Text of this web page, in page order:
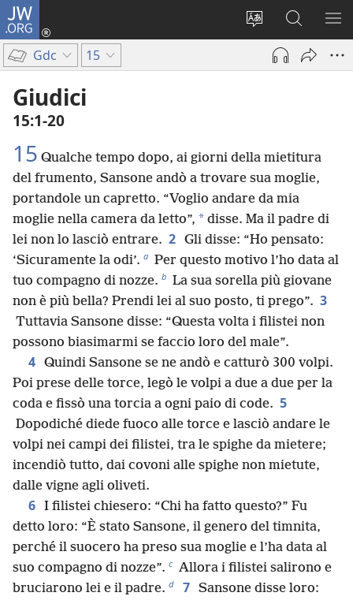
JW.ORG
Modificare
lingua
Accedi
(apre
Cerca
JW.ORG
Gdc 15
Giudici
15:1-20
15 Qualche tempo dopo, ai giorni della mietitura
del frumento, Sansone andò a trovare sua moglie,
portandole un capretto. “Voglio andare da mia
moglie nella camera da letto”, * disse. Ma il padre di
lei non lo lasciò entrare. 2 Gli disse: “Ho pensato:
‘Sicuramente la odi’. a Per questo motivo l’ho data al
tuo compagno di nozze. b La sua sorella più giovane
non è più bella? Prendi lei al suo posto, ti prego”. 3
Tuttavia Sansone disse: “Questa volta i filistei non
possono biasimarmi se faccio loro del male”.
4 Quindi Sansone se ne andò e catturò 300 volpi.
Poi prese delle torce, legò le volpi a due a due per la
coda e fissò una torcia a ogni paio di code. 5
Dopodiché diede fuoco alle torce e lasciò andare le
volpi nei campi dei filistei, tra le spighe da mietere;
incendiò tutto, dai covoni alle spighe non mietute,
dalle vigne agli oliveti.
6 I filistei chiesero: “Chi ha fatto questo?” Fu
detto loro: “È stato Sansone, il genero del timnita,
perché il suocero ha preso sua moglie e l’ha data al
suo compagno di nozze”. c Allora i filistei salirono e
bruciarono lei e il padre. d 7 Sansone disse loro: